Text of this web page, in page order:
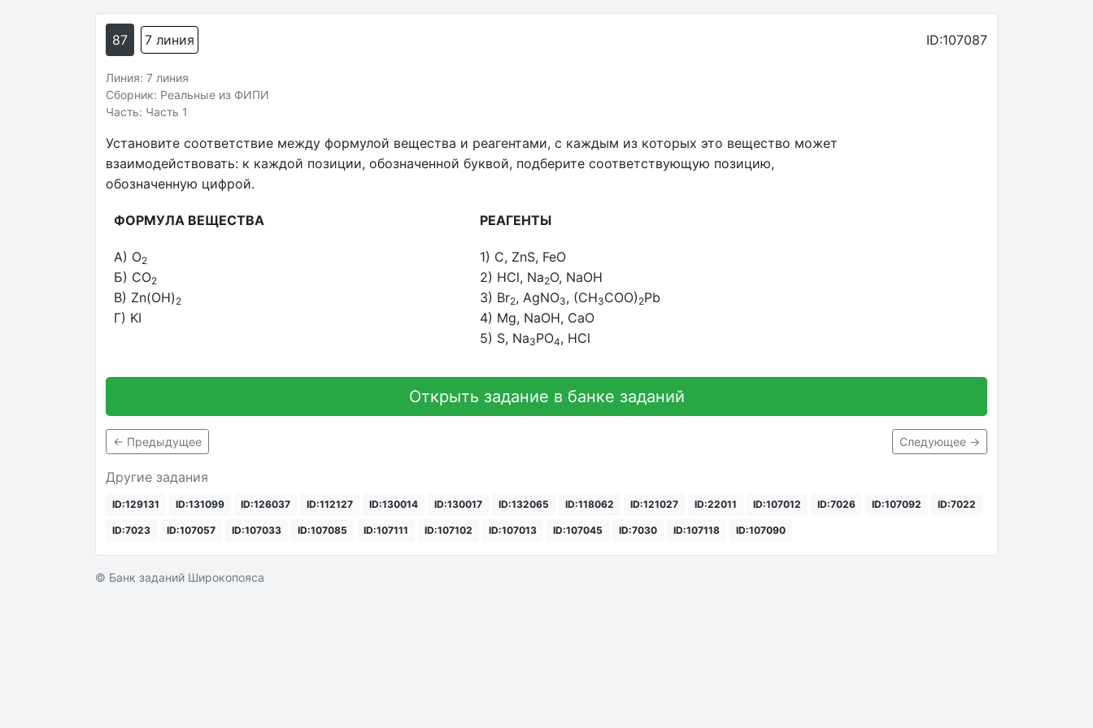
87 7 линия ID:107087
Линия: 7 линия
Сборник: Реальные из ФИПИ
Часть: Часть 1
Установите соответствие между формулой вещества и реагентами, с каждым из которых это вещество может
взаимодействовать: к каждой позиции, обозначенной буквой, подберите соответствующую позицию,
обозначенную цифрой.
ФОРМУЛА ВЕЩЕСТВА РЕАГЕНТЫ
A) O2
Б) CO2
В) Zn(OH) 2
Г) KI
1) C, ZnS, FeO
2) HCl, Na2O, NaOH
3) Br2, AgNO3, (CH3COO) 2Pb
4) Mg, NaOH, CaO
5) S, Na3PO4, HCl
Открыть задание в банке заданий
← Предыдущее Следующее →
Другие задания
ID:129131 ID:131099 ID:126037 ID:112127 ID:130014 ID:130017 ID:132065 ID:118062 ID:121027 ID:22011 ID:107012 ID:7026 ID:107092 ID:7022
ID:7023 ID:107057 ID:107033 ID:107085 ID:107111 ID:107102 ID:107013 ID:107045 ID:7030 ID:107118 ID:107090
© Банк заданий Широкопояса